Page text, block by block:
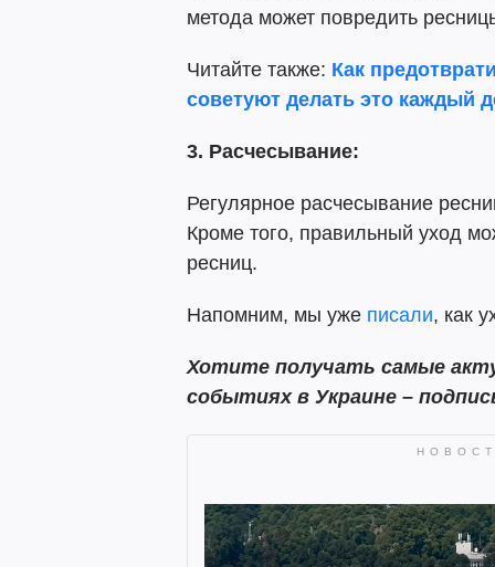
метода может повредить
Читайте также: Как
советуют делать это каждый
3. Расчесывание:
Регулярное расчесывание
Кроме того, правильный уход
ресниц.
Напомним, мы уже писали, как
Хотите получать самые
событиях в Украине –